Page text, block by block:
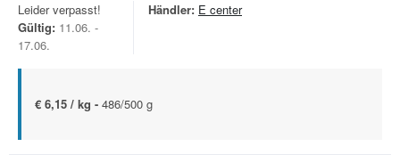
Leider verpasst!
Gültig: 11.06. -
17.06.
Händler: E center
€ 6,15 / kg - 486/500 g